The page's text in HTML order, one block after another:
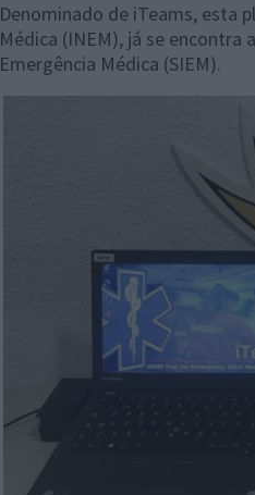
Denominado de iTeams, esta
Médica (INEM), já se
Emergência Médica (SIEM).